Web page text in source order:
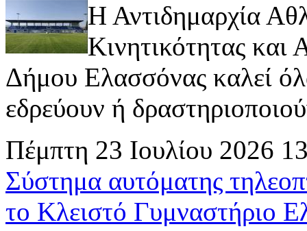
Η Αντιδημαρχία
Κινητικότητας
Δήμου Ελασσόνας καλεί
εδρεύουν ή
Πέμπτη 23 Ιουλίου 2026
Σύστημα αυτόματης
το Κλειστό Γυμναστήριο